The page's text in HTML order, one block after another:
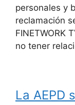
personales y
reclamación
FINETWORK
no tener
La AEPD